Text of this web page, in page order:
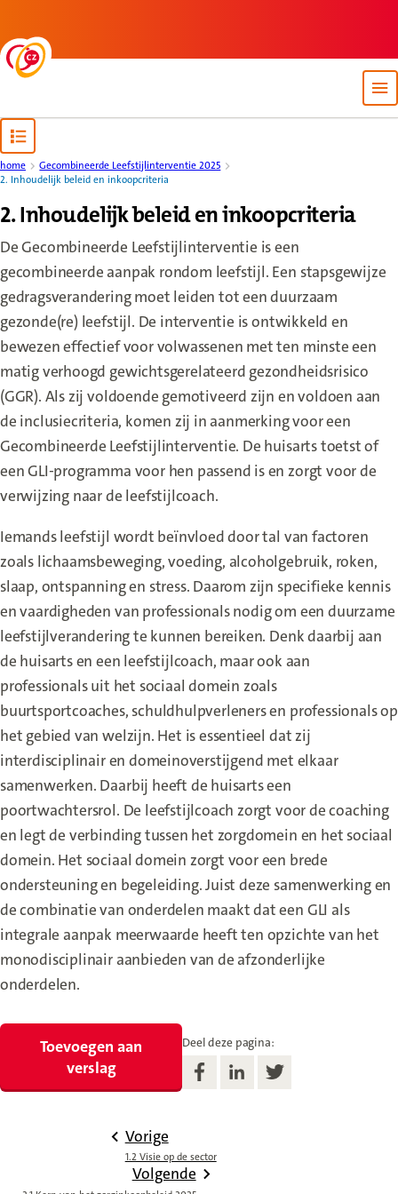
home
Gecombineerde Leefstijlinterventie 2025
2. Inhoudelijk beleid en inkoopcriteria
2. Inhoudelijk beleid en inkoopcriteria
De Gecombineerde Leefstijlinterventie is een
gecombineerde aanpak rondom leefstijl. Een stapsgewijze
gedragsverandering moet leiden tot een duurzaam
gezonde(re) leefstijl. De interventie is ontwikkeld en
bewezen effectief voor volwassenen met ten minste een
matig verhoogd gewichtsgerelateerd gezondheidsrisico
(GGR). Als zij voldoende gemotiveerd zijn en voldoen aan
de inclusiecriteria, komen zij in aanmerking voor een
Gecombineerde Leefstijlinterventie. De huisarts toetst of
een GLI-programma voor hen passend is en zorgt voor de
verwijzing naar de leefstijlcoach.
Iemands leefstijl wordt beïnvloed door tal van factoren
zoals lichaamsbeweging, voeding, alcoholgebruik, roken,
slaap, ontspanning en stress. Daarom zijn specifieke kennis
en vaardigheden van professionals nodig om een duurzame
leefstijlverandering te kunnen bereiken. Denk daarbij aan
de huisarts en een leefstijlcoach, maar ook aan
professionals uit het sociaal domein zoals
buurtsportcoaches, schuldhulpverleners en professionals op
het gebied van welzijn. Het is essentieel dat zij
interdisciplinair en domeinoverstijgend met elkaar
samenwerken. Daarbij heeft de huisarts een
poortwachtersrol. De leefstijlcoach zorgt voor de coaching
en legt de verbinding tussen het zorgdomein en het sociaal
domein. Het sociaal domein zorgt voor een brede
ondersteuning en begeleiding. Juist deze samenwerking en
de combinatie van onderdelen maakt dat een GLI als
integrale aanpak meerwaarde heeft ten opzichte van het
monodisciplinair aanbieden van de afzonderlijke
onderdelen.
Toevoegen aan
verslag
Deel deze pagina:
Volgende
Vorige
1.2 Visie op de sector
Open content navigation